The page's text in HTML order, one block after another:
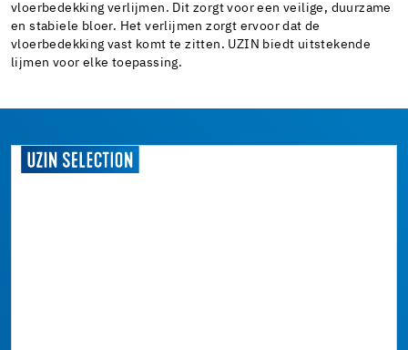
vloerbedekking verlijmen. Dit zorgt voor een veilige, duurzame
en stabiele bloer. Het verlijmen zorgt ervoor dat de
vloerbedekking vast komt te zitten. UZIN biedt uitstekende
lijmen voor elke toepassing.